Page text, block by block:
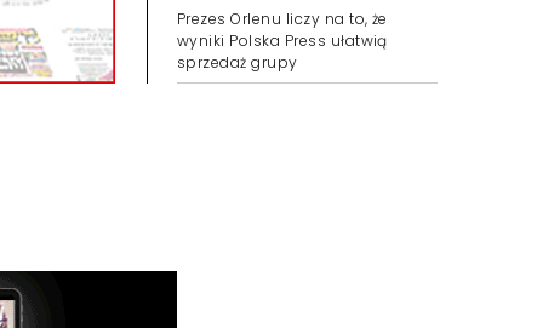
Prezes Orlenu liczy na to, że
wyniki Polska Press ułatwią
sprzedaż grupy